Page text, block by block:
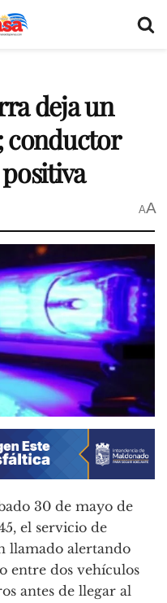
deja un
conductor
AA
30 de mayo de
el servicio de
llamado alertando
entre dos vehículos
antes de llegar al